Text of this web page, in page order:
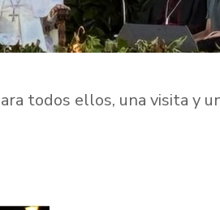
todos ellos, una visita y